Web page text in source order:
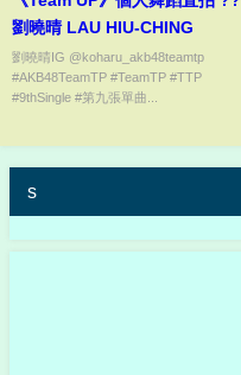
劉曉晴 LAU HIU-CHING
劉曉晴IG @koharu_akb48teamtp
#AKB48TeamTP #TeamTP #TTP⁣
#9thSingle #第九張單曲...
s